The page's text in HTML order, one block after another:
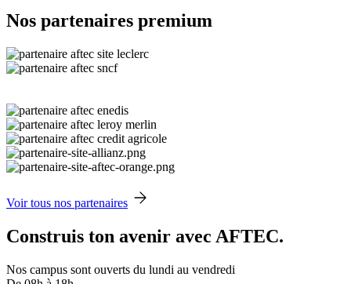
Nos partenaires premium
Voir tous nos partenaires
Construis ton avenir avec AFTEC.
Nos campus sont ouverts du lundi au vendredi